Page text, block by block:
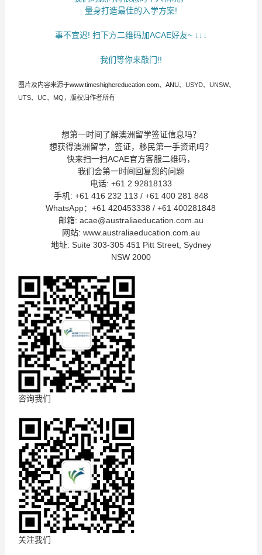
量身打造最佳的入学方案!
事不宜迟! 扫下方二维码加ACAE好友~ ↓↓↓
我们等你来敲门!!
图片及内容来源于www.timeshighereducation.com、ANU、USYD、UNSW、
UTS、UC、MQ，版权归作者所有
想第一时间了解澳洲留学签证信息吗？
想获得澳洲留学，签证，移民第一手资讯吗？
快来扫一扫ACAE官方客服二维码，
我们会第一时间回复您的问题
电话: +61 2 92818133
手机: +61 416 232 113 / +61 400 281 848
WhatsApp：+61 420453338 / +61 400281848
邮箱: acae@australiaeducation.com.au
网站: www.australiaeducation.com.au
地址: Suite 303-305 451 Pitt Street, Sydney
NSW 2000
咨询我们
关注我们